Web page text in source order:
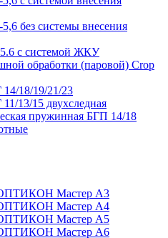
без системы внесения
с системой ЖКУ
обработки (паровой) Crop
14/18/19/21/23
13/15 двухследная
пружинная БГП 14/18
Мастер А3
Мастер А4
Мастер А5
Мастер А6